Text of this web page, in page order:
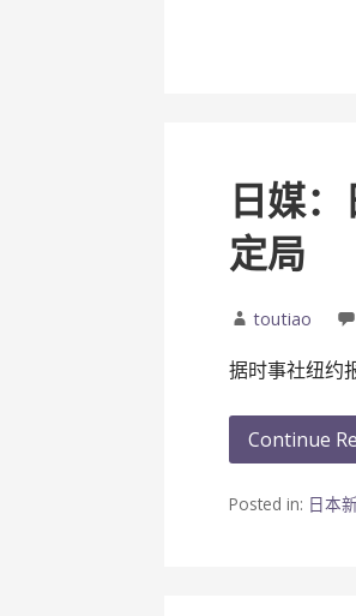
日媒
定局
toutiao
据时事社纽约
Continue
Posted in: 日本